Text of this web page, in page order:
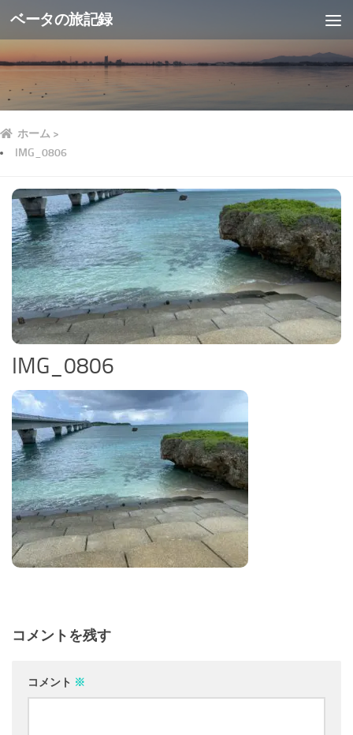
ベータの旅記録
ホーム >
IMG_0806
IMG_0806
コメントを残す
コメント ※